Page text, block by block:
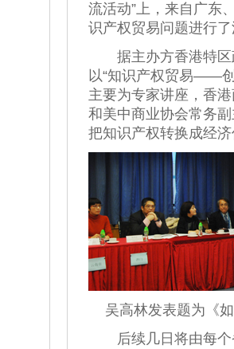
流活动”上，来自广东
识产权贸易问题进行
据主办方香港特区
以“知识产权贸易——
主要为专家讲座，香
和美中商业协会常务
把知识产权转换成经
吴高林发表题为《
后续几日将由每个